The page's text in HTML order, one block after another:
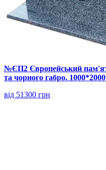
№ЄП2 Європейський
та чорного габро. 1000*2000
від 51300 грн